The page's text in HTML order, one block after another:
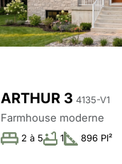
ARTHUR 3 4135-V1
Farmhouse moderne
2 à 5 1 896 PI²